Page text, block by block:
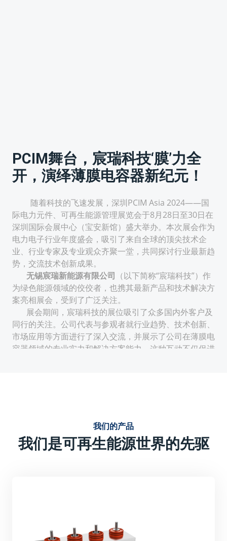
PCIM舞台，宸瑞科技‘膜’力全
开，演绎薄膜电容器新纪元！
随着科技的飞速发展，深圳PCIM Asia 2024——国
际电力元件、可再生能源管理展览会于8月28日至30日在
深圳国际会展中心（宝安新馆）盛大举办。本次展会作为
电力电子行业年度盛会，吸引了来自全球的顶尖技术企
业、行业专家及专业观众齐聚一堂，共同探讨行业最新趋
势，交流技术创新成果。
无锡宸瑞新能源有限公司 （以下简称“宸瑞科技”）作
为绿色能源领域的佼佼者，也携其最新产品和技术解决方
案亮相展会，受到了广泛关注。
展会期间，宸瑞科技的展位吸引了众多国内外客户及
同行的关注。公司代表与参观者就行业趋势、技术创新、
市场应用等方面进行了深入交流，并展示了公司在薄膜电
容器领域的专业实力和解决方案能力。这种互动不仅促进
电气特性稳定、使用寿命周期长、无极性安装便捷等特
点。这些优势使得宸瑞科技的薄膜电容器在电力电子及可
再生能源领域具有广泛的应用前景。
定制化解决方案：
我们的产品
我们是可再生能源世界的先驱